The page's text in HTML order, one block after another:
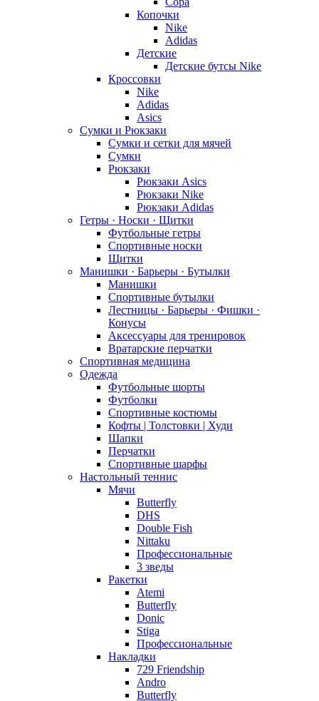
Копочки
Nike
Adidas
Детские
Детские бутсы Nike
Кроссовки
Nike
Adidas
Asics
Сумки и Рюкзаки
Сумки и сетки для мячей
Сумки
Рюкзаки
Рюкзаки Asics
Рюкзаки Nike
Рюкзаки Adidas
Гетры · Носки · Щитки
Футбольные гетры
Спортивные носки
Щитки
Манишки · Барьеры · Бутылки
Манишки
Спортивные бутылки
Лестницы · Барьеры · Фишки ·
Конусы
Аксессуары для тренировок
Вратарские перчатки
Спортивная медицина
Одежда
Футбольные шорты
Футболки
Спортивные костюмы
Кофты | Толстовки | Худи
Шапки
Перчатки
Спортивные шарфы
Настольный теннис
Мячи
Butterfly
DHS
Double Fish
Nittaku
Профессиональные
3 зведы
Ракетки
Atemi
Butterfly
Donic
Stiga
Профессиональные
Накладки
729 Friendship
Andro
Butterfly